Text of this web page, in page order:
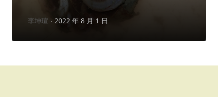
作
李坤瑄 2022 年 8 月 1 日